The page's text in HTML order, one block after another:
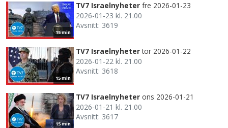
15 min
TV7 Israelnyheter fre 2026-01-23
2026-01-23 kl. 21.00
Avsnitt: 3619
15 min
TV7 Israelnyheter tor 2026-01-22
2026-01-22 kl. 21.00
Avsnitt: 3618
15 min
TV7 Israelnyheter ons 2026-01-21
2026-01-21 kl. 21.00
Avsnitt: 3617